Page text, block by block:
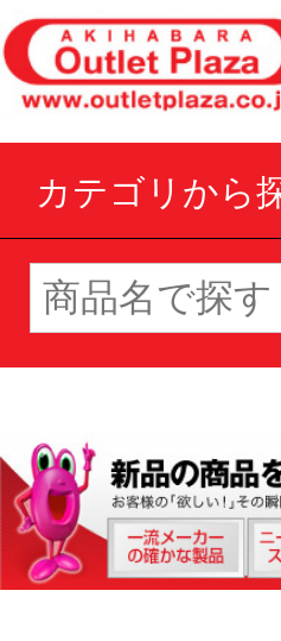
カテゴリから